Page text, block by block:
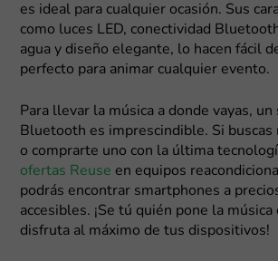
es ideal para cualquier ocasión. Sus
como luces LED, conectividad
agua y diseño elegante, lo hacen fácil
perfecto para animar cualquier evento.
Para llevar la música a donde vayas,
Bluetooth es imprescindible. Si buscas
o comprarte uno con la última
ofertas Reuse en equipos
podrás encontrar smartphones a
accesibles. ¡Se tú quién pone la
disfruta al máximo de tus dispositivos!